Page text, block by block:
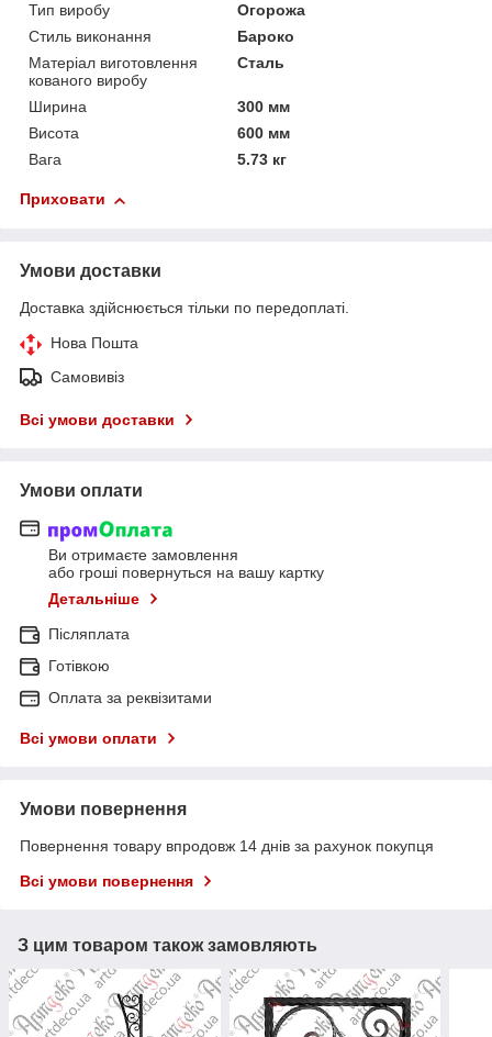
Тип виробу
Огорожа
Стиль виконання
Бароко
Матеріал виготовлення
кованого виробу
Сталь
Ширина
300 мм
Висота
600 мм
Вага
5.73 кг
Приховати
Умови доставки
Доставка здійснюється тільки по передоплаті.
Нова Пошта
Самовивіз
Всі умови доставки
Умови оплати
Ви отримаєте замовлення
або гроші повернуться на вашу картку
Детальніше
Післяплата
Готівкою
Оплата за реквізитами
Всі умови оплати
Умови повернення
Повернення товару впродовж 14 днів за рахунок покупця
Всі умови повернення
З цим товаром також замовляють